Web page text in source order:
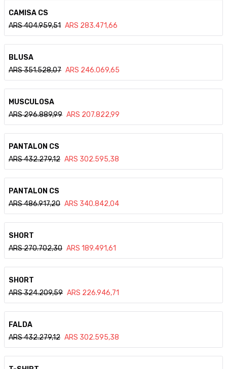
CAMISA CS
ARS404.959,51 ARS 283.471,66
BLUSA
ARS351.528,07 ARS 246.069,65
MUSCULOSA
ARS296.889,99 ARS 207.822,99
PANTALON CS
ARS432.279,12 ARS 302.595,38
PANTALON CS
ARS486.917,20 ARS 340.842,04
SHORT
ARS270.702,30 ARS 189.491,61
SHORT
ARS324.209,59 ARS 226.946,71
FALDA
ARS432.279,12 ARS 302.595,38